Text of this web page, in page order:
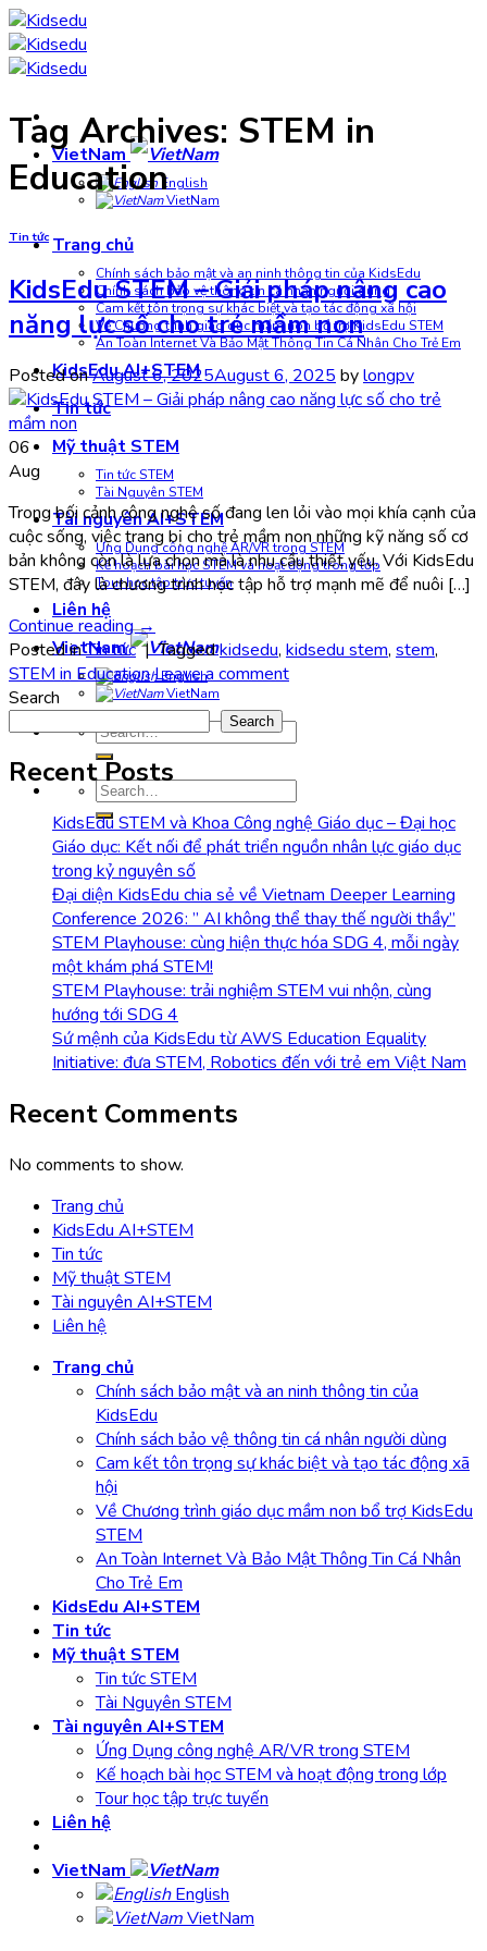
Skip
to
content
VietNam
English
VietNam
Trang chủ
Chính sách bảo mật và an ninh thông tin của KidsEdu
Chính sách bảo vệ thông tin cá nhân người dùng
Cam kết tôn trọng sự khác biệt và tạo tác động xã hội
Về Chương trình giáo dục mầm non bổ trợ KidsEdu STEM
An Toàn Internet Và Bảo Mật Thông Tin Cá Nhân Cho Trẻ Em
KidsEdu AI+STEM
Tin tức
Mỹ thuật STEM
Tin tức STEM
Tài Nguyên STEM
Tài nguyên AI+STEM
Ứng Dụng công nghệ AR/VR trong STEM
Kế hoạch bài học STEM và hoạt động trong lớp
Tour học tập trực tuyến
Liên hệ
VietNam
English
VietNam
Search
for:
Search
for:
Tag Archives: STEM in
Education
Tin tức
KidsEdu STEM – Giải pháp nâng cao
năng lực số cho trẻ mầm non
Posted onAugust 6, 2025August 6, 2025 bylongpv
06
Aug
Trong bối cảnh công nghệ số đang len lỏi vào mọi khía cạnh của
cuộc sống, việc trang bị cho trẻ mầm non những kỹ năng số cơ
bản không còn là lựa chọn mà là nhu cầu thiết yếu. Với KidsEdu
STEM, đây là chương trình học tập hỗ trợ mạnh mẽ để nuôi […]
Continue reading→
Posted inTin tức|Taggedkidsedu, kidsedu stem, stem,
STEM in EducationLeave a comment
Search
Search
Recent Posts
KidsEdu STEM và Khoa Công nghệ Giáo dục – Đại học
Giáo dục: Kết nối để phát triển nguồn nhân lực giáo dục
trong kỷ nguyên số
Đại diện KidsEdu chia sẻ về Vietnam Deeper Learning
Conference 2026: ” AI không thể thay thế người thầy”
STEM Playhouse: cùng hiện thực hóa SDG 4, mỗi ngày
một khám phá STEM!
STEM Playhouse: trải nghiệm STEM vui nhộn, cùng
hướng tới SDG 4
Sứ mệnh của KidsEdu từ AWS Education Equality
Initiative: đưa STEM, Robotics đến với trẻ em Việt Nam
Recent Comments
No comments to show.
Trang chủ
KidsEdu AI+STEM
Tin tức
Mỹ thuật STEM
Tài nguyên AI+STEM
Liên hệ
Trang chủ
Chính sách bảo mật và an ninh thông tin của
KidsEdu
Chính sách bảo vệ thông tin cá nhân người dùng
Cam kết tôn trọng sự khác biệt và tạo tác động xã
hội
Về Chương trình giáo dục mầm non bổ trợ KidsEdu
STEM
An Toàn Internet Và Bảo Mật Thông Tin Cá Nhân
Cho Trẻ Em
KidsEdu AI+STEM
Tin tức
Mỹ thuật STEM
Tin tức STEM
Tài Nguyên STEM
Tài nguyên AI+STEM
Ứng Dụng công nghệ AR/VR trong STEM
Kế hoạch bài học STEM và hoạt động trong lớp
Tour học tập trực tuyến
Liên hệ
VietNam
English
VietNam